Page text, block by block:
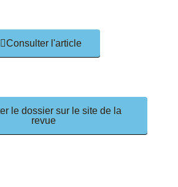
Consulter l'article
le dossier sur le site de la
revue